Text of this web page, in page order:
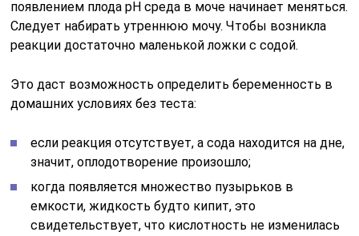
появлением плода pH среда в моче начинает меняться.
Следует набирать утреннюю мочу. Чтобы возникла
реакции достаточно маленькой ложки с содой.
Это даст возможность определить беременность в
домашних условиях без теста:
если реакция отсутствует, а сода находится на дне,
значит, оплодотворение произошло;
когда появляется множество пузырьков в
емкости, жидкость будто кипит, это
свидетельствует, что кислотность не изменилась